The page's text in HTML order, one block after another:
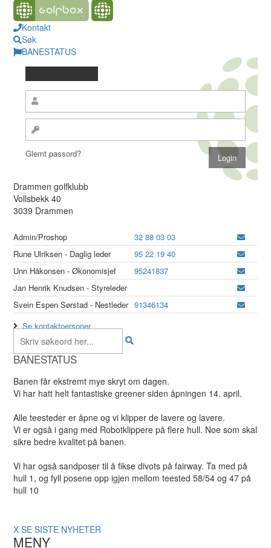
Kontakt
Søk
BANESTATUS
Glemt passord?
Drammen golfklubb
Vollsbekk 40
3039 Drammen
Admin/Proshop
32 88 03 03
Rune Ulriksen - Daglig leder
95 22 19 40
Unn Håkonsen - Økonomisjef
95241837
Jan Henrik Knudsen - Styreleder
Svein Espen Sørstad - Nestleder 91346134
Se kontaktpersoner
BANESTATUS
Banen får ekstremt mye skryt om dagen.
Vi har hatt helt fantastiske greener siden åpningen 14. april.
Alle teesteder er åpne og vi klipper de lavere og lavere.
Vi er også i gang med Robotklippere på flere hull. Noe som skal
sikre bedre kvalitet på banen.
Vi har også sandposer til å fikse divots på fairway. Ta med på
hull 1, og fyll posene opp igjen mellom teested 58/54 og 47 på
hull 10
X SE SISTE NYHETER
MENY